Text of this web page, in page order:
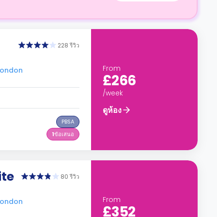
228 รีวิว
PBSA
1ข้อเสนอ
From
£266
/week
ดูห้อง
80 รีวิว
From
£352